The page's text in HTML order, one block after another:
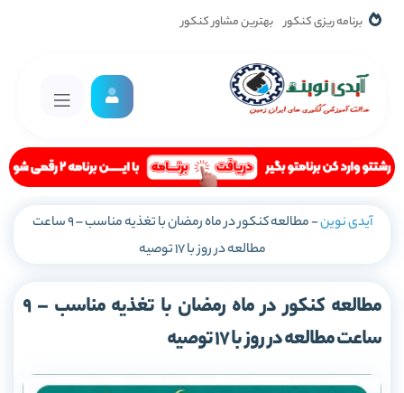
برنامه ریزی کنکور بهترین مشاور کنکور
آیدی نوین-
مطالعه کنکور در ماه رمضان با تغذیه مناسب – 9 ساعت
مطالعه در روز با 17 توصیه
مطالعه کنکور در ماه رمضان با تغذیه مناسب – 9
ساعت مطالعه در روز با 17 توصیه